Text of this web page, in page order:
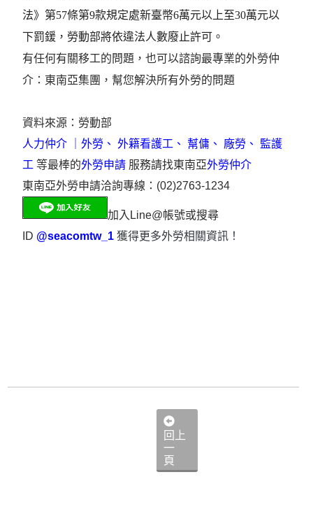
法》第57條第9款規定處新臺幣6萬元以上至30萬元以
下罰鍰，勞動部將依違法人數廢止許可。
有任何有關移工的問題，也可以諮詢最專業的外勞仲
介：東南亞集團，幫您解決所有外勞的問題
資料來源： 勞動部
人力仲介 ｜外勞 、外籍看護工 、 幫傭 、 廠勞 、 監護
工 等最棒的外勞申請 服務請找東南亞外勞仲介
東南亞外勞申請洽詢專線：(02)2763-1234
加入Line@帳號或搜尋
ID @seacomtw_1 獲得更多外勞相關資訊！
回上
一
頁